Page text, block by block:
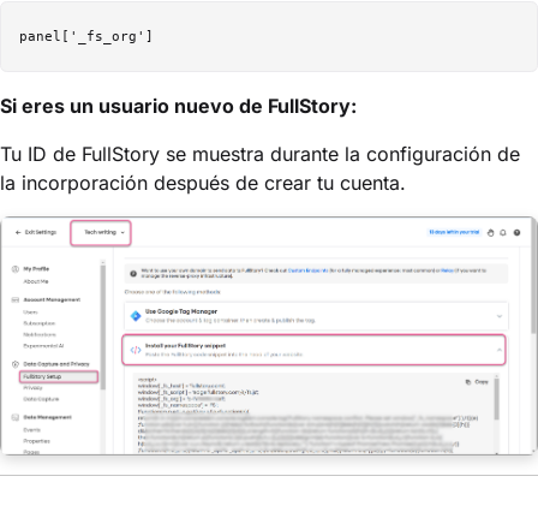
Si eres un usuario nuevo de FullStory:
Tu ID de FullStory se muestra durante la configuración de
la incorporación después de crear tu cuenta.